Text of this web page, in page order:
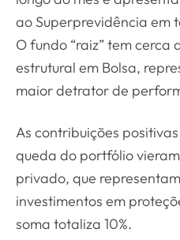
ao Superprevidência em
O fundo “raiz” tem cerca
estrutural em Bolsa,
maior detrator de
As contribuições
queda do portfólio
privado, que
investimentos em
soma totaliza 10%.